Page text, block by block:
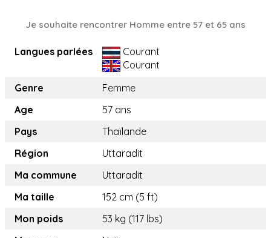
Je souhaite rencontrer Homme entre 57 et 65 ans
Langues parlées
Courant
Courant
Genre
Femme
Age
57 ans
Pays
Thaïlande
Région
Uttaradit
Ma commune
Uttaradit
Ma taille
152 cm (5 ft)
Mon poids
53 kg (117 lbs)